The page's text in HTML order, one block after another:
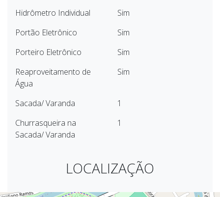
Hidrômetro Individual
Sim
Portão Eletrônico
Sim
Porteiro Eletrônico
Sim
Reaproveitamento de
Água
Sim
Sacada/ Varanda
1
Churrasqueira na
Sacada/ Varanda
1
LOCALIZAÇÃO